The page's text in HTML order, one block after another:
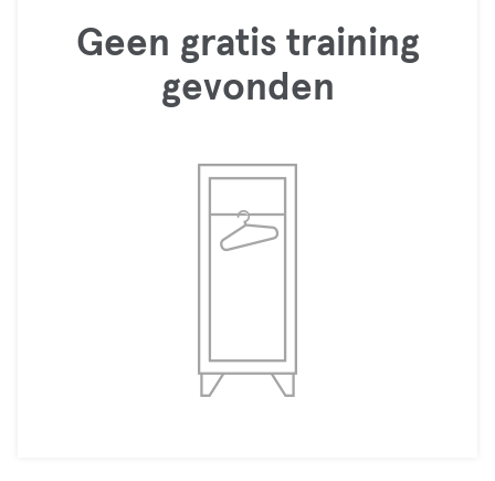
Geen gratis training
gevonden